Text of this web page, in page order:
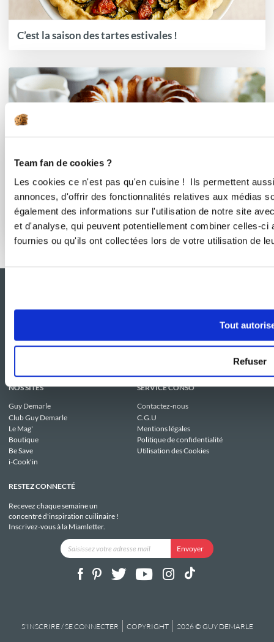
Team fan de cookies ?
Les cookies ce n'est pas qu'en cuisine ! Ils permettent
annonces, d'offrir des fonctionnalités relatives aux médias
également des informations sur l'utilisation de notre site
et d'analyse, qui peuvent potentiellement combiner celles-
fournies ou qu'ils ont collectées lors de votre utilisation de
Tout
Refuser
C’est la saison des tartes estivales !
Effet boulangerie assuré à la maison
NOS SITES
Guy Demarle
Club Guy Demarle
Le Mag'
Boutique
Be Save
i-Cook'in
SERVICE CONSO
Contactez-nous
C.G.U
Mentions légales
Politique de confidentialité
Utilisation des Cookies
RESTEZ CONNECTÉ
Recevez chaque semaine un
concentré d'inspiration cuilinaire !
Inscrivez-vous à la Miamletter.
S'INSCRIRE / SE CONNECTER COPYRIGHT 2026 © GUY DEMARLE